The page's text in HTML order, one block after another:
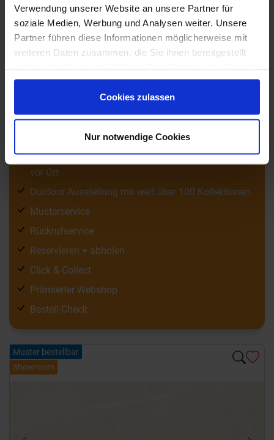
Verwendung unserer Website an unsere Partner für
soziale Medien, Werbung und Analysen weiter. Unsere
Partner führen diese Informationen möglicherweise mit
weiteren Daten zusammen, die Sie ihnen bereitgestellt
gesammelt haben.
Cookies zulassen
Nur notwendige Cookies
Ab 1.500 € versandkostenfrei
Keine Service- oder Verpackungskosten
Fachberatung in unseren Ausstellungen
Kostenlose 3D Badplanung für Ausstellungskunden
vor Ort
Outdoor Ausstellung mit weit über 100 Kollektionen
Musterservice
Rückrufservice
Reservieren + abholen
Click & Collect
Prämierter Webshop
Bestell-Check
Muster bestellbar
Showroom